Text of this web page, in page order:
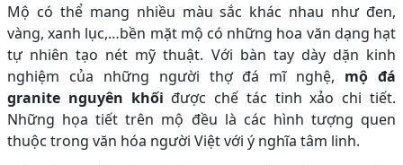
Mộ có thể mang nhiều màu sắc khác nhau như đen,
vàng, xanh lục,…bền mặt mộ có những hoa văn dạng hạt
tự nhiên tạo nét mỹ thuật. Với bàn tay dày dặn kinh
nghiệm của những người thợ đá mĩ nghệ, mộ đá
granite nguyên khối được chế tác tinh xảo chi tiết.
Những họa tiết trên mộ đều là các hình tượng quen
thuộc trong văn hóa người Việt với ý nghĩa tâm linh.